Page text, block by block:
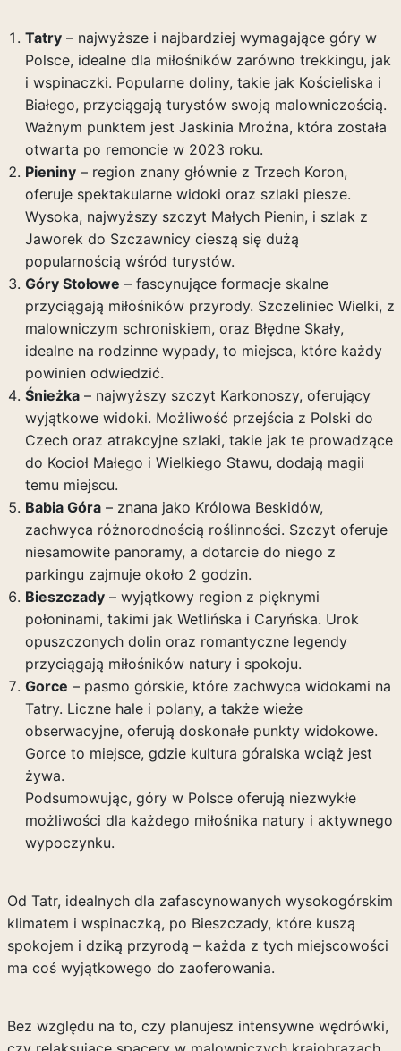
Tatry– najwyższe i najbardziej wymagające góry w
Polsce, idealne dla miłośników zarówno trekkingu, jak
i wspinaczki. Popularne doliny, takie jak Kościeliska i
Białego, przyciągają turystów swoją malowniczością.
Ważnym punktem jest Jaskinia Mroźna, która została
otwarta po remoncie w 2023 roku.
Pieniny– region znany głównie z Trzech Koron,
oferuje spektakularne widoki oraz szlaki piesze.
Wysoka, najwyższy szczyt Małych Pienin, i szlak z
Jaworek do Szczawnicy cieszą się dużą
popularnością wśród turystów.
Góry Stołowe – fascynujące formacje skalne
przyciągają miłośników przyrody. Szczeliniec Wielki, z
malowniczym schroniskiem, oraz Błędne Skały,
idealne na rodzinne wypady, to miejsca, które każdy
powinien odwiedzić.
Śnieżka– najwyższy szczyt Karkonoszy, oferujący
wyjątkowe widoki. Możliwość przejścia z Polski do
Czech oraz atrakcyjne szlaki, takie jak te prowadzące
do Kocioł Małego i Wielkiego Stawu, dodają magii
temu miejscu.
Babia Góra– znana jako Królowa Beskidów,
zachwyca różnorodnością roślinności. Szczyt oferuje
niesamowite panoramy, a dotarcie do niego z
parkingu zajmuje około 2 godzin.
Bieszczady– wyjątkowy region z pięknymi
połoninami, takimi jak Wetlińska i Caryńska. Urok
opuszczonych dolin oraz romantyczne legendy
przyciągają miłośników natury i spokoju.
Gorce – pasmo górskie, które zachwyca widokami na
Tatry. Liczne hale i polany, a także wieże
obserwacyjne, oferują doskonałe punkty widokowe.
Gorce to miejsce, gdzie kultura góralska wciąż jest
żywa.
Podsumowując, góry w Polsce oferują niezwykłe
możliwości dla każdego miłośnika natury i aktywnego
wypoczynku.
Od Tatr, idealnych dla zafascynowanych wysokogórskim
klimatem i wspinaczką, po Bieszczady, które kuszą
spokojem i dziką przyrodą – każda z tych miejscowości
ma coś wyjątkowego do zaoferowania.
Bez względu na to, czy planujesz intensywne wędrówki,